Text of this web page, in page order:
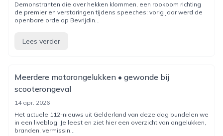
Demonstranten die over hekken klommen, een rookbom richting
de premier en verstoringen tijdens speeches: vorig jaar werd de
openbare orde op Bevrijdin...
Lees verder
Meerdere motorongelukken • gewonde bij
scooterongeval
14 apr. 2026
Het actuele 112-nieuws uit Gelderland van deze dag bundelen we
in een liveblog. Je leest en ziet hier een overzicht van ongelukken,
branden, vermissin...